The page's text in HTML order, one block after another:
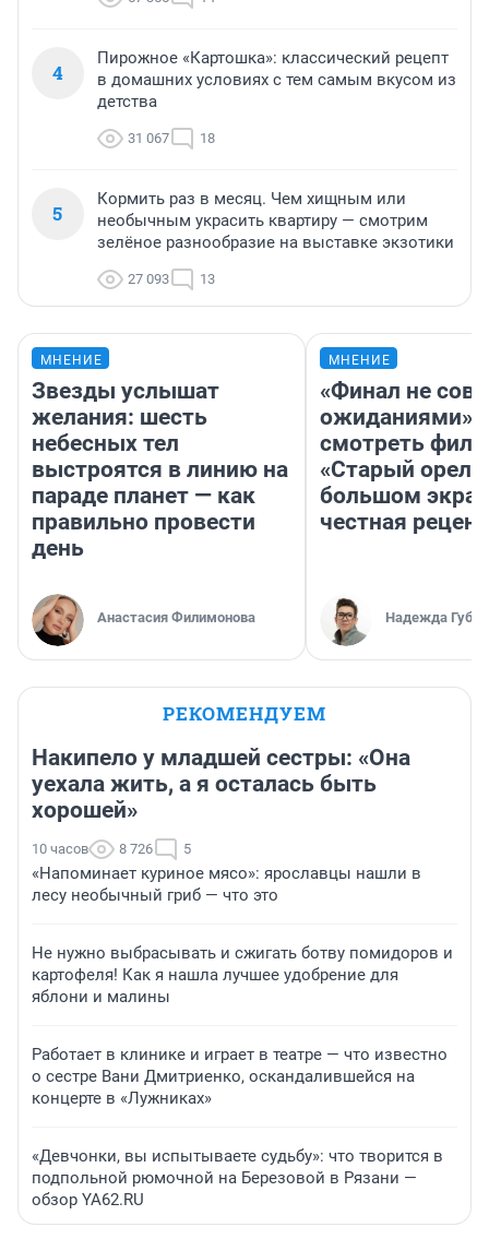
4
Пирожное «Картошка»: классический рецепт
в домашних условиях с тем самым вкусом из
детства
31 067 18
5
Кормить раз в месяц. Чем хищным или
необычным украсить квартиру — смотрим
зелёное разнообразие на выставке экзотики
27 093 13
МНЕНИЕ
Звезды услышат
желания: шесть
небесных тел
выстроятся в линию на
параде планет — как
правильно провести
день
Анастасия Филимонова
МНЕНИЕ
«Финал не
ожиданиями»:
смотреть
«Старый орел»
большом
честная
Надежда
РЕКОМЕНДУЕМ
Накипело у младшей сестры: «Она
уехала жить, а я осталась быть
хорошей»
10 часов 8 726 5
«Напоминает куриное мясо»: ярославцы нашли в
лесу необычный гриб — что это
Не нужно выбрасывать и сжигать ботву помидоров и
картофеля! Как я нашла лучшее удобрение для
яблони и малины
Работает в клинике и играет в театре — что известно
о сестре Вани Дмитриенко, оскандалившейся на
концерте в «Лужниках»
«Девчонки, вы испытываете судьбу»: что творится в
подпольной рюмочной на Березовой в Рязани —
обзор YA62.RU